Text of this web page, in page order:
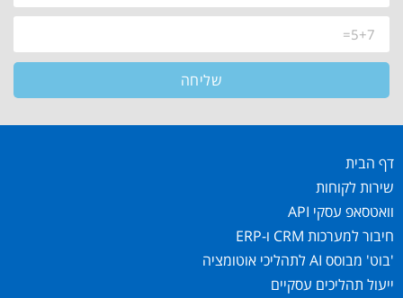
שליחה
דף הבית
שירות לקוחות
וואטסאפ עסקי API
חיבור למערכות CRM ו-ERP
'בוט' מבוסס AI לתהליכי אוטומציה
ייעול תהליכים עסקיים